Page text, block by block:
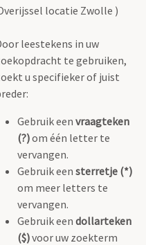
locatie Zwolle )
leestekens in uw
te gebruiken,
u specifieker of juist
Gebruik een vraagteken
(?)om één letter te
vervangen.
Gebruik een sterretje (*)
om meer letters te
vervangen.
Gebruik een dollarteken
($)voor uw zoekterm